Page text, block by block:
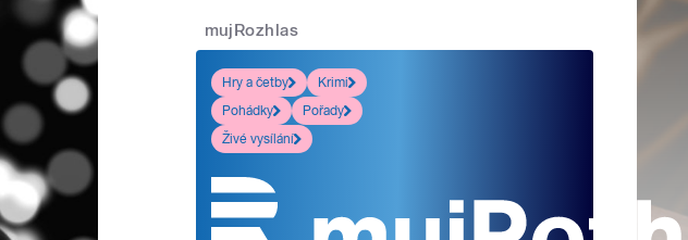
mujRozhlas
Hry a četby
Krimi
Pohádky
Pořady
Živé vysílání